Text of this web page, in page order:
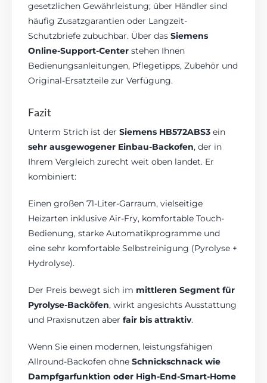
gesetzlichen Gewährleistung; über Händler sind
häufig Zusatzgarantien oder Langzeit-
Schutzbriefe zubuchbar. Über dasSiemens
Online-Support-Center stehen Ihnen
Bedienungsanleitungen, Pflegetipps, Zubehör und
Original-Ersatzteile zur Verfügung.
Fazit
Unterm Strich ist derSiemens HB572ABS3 ein
sehr ausgewogener Einbau-Backofen, der in
Ihrem Vergleich zurecht weit oben landet. Er
kombiniert:
Einen großen 71-Liter-Garraum, vielseitige
Heizarten inklusive Air-Fry, komfortable Touch-
Bedienung, starke Automatikprogramme und
eine sehr komfortable Selbstreinigung (Pyrolyse +
Hydrolyse).
Der Preis bewegt sich im mittleren Segment für
Pyrolyse-Backöfen, wirkt angesichts Ausstattung
und Praxisnutzen aberfair bis attraktiv.
Wenn Sie einen modernen, leistungsfähigen
Allround-Backofen ohneSchnickschnack wie
Dampfgarfunktion oder High-End-Smart-Home